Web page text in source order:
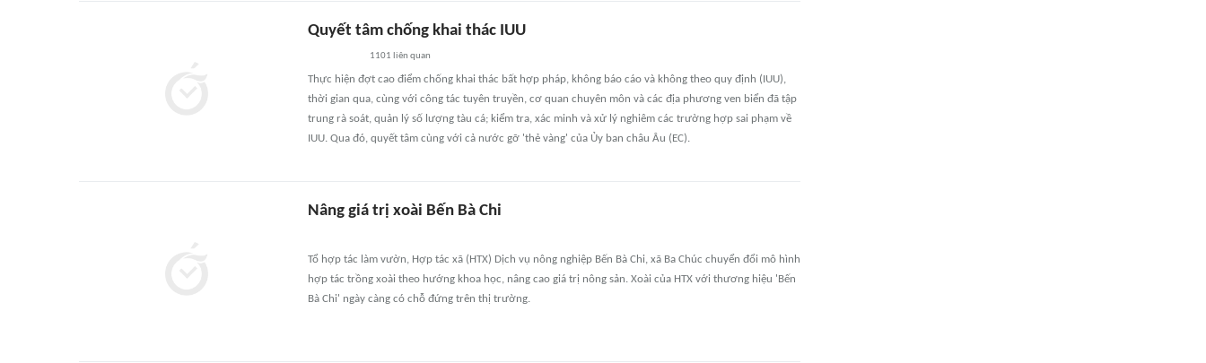
Quyết tâm chống khai thác IUU
1101 liên quan
Thực hiện đợt cao điểm chống khai thác bất hợp pháp, không báo cáo và không theo quy định (IUU),
thời gian qua, cùng với công tác tuyên truyền, cơ quan chuyên môn và các địa phương ven biển đã tập
trung rà soát, quản lý số lượng tàu cá; kiểm tra, xác minh và xử lý nghiêm các trường hợp sai phạm về
IUU. Qua đó, quyết tâm cùng với cả nước gỡ 'thẻ vàng' của Ủy ban châu Âu (EC).
Nâng giá trị xoài Bến Bà Chi
Tổ hợp tác làm vườn, Hợp tác xã (HTX) Dịch vụ nông nghiệp Bến Bà Chi, xã Ba Chúc chuyển đổi mô hình
hợp tác trồng xoài theo hướng khoa học, nâng cao giá trị nông sản. Xoài của HTX với thương hiệu 'Bến
Bà Chi' ngày càng có chỗ đứng trên thị trường.